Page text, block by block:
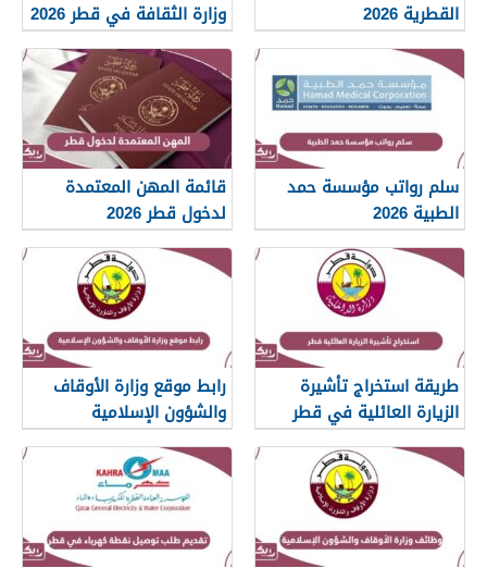
القطرية 2026
وزارة الثقافة في قطر 2026
سلم رواتب مؤسسة حمد
الطبية 2026
قائمة المهن المعتمدة
لدخول قطر 2026
طريقة استخراج تأشيرة
الزيارة العائلية في قطر
2026
رابط موقع وزارة الأوقاف
والشؤون الإسلامية
islam.gov.qa